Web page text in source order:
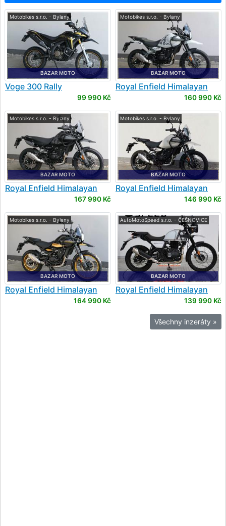
Motobikes s.r.o. - Bylany
BAZAR MOTO
Voge 300 Rally
99 990 Kč
Motobikes s.r.o. - Bylany
BAZAR MOTO
Royal Enfield Himalayan
160 990 Kč
Motobikes s.r.o. - Bylany
BAZAR MOTO
Royal Enfield Himalayan
167 990 Kč
Motobikes s.r.o. - Bylany
BAZAR MOTO
Royal Enfield Himalayan
146 990 Kč
Motobikes s.r.o. - Bylany
BAZAR MOTO
Royal Enfield Himalayan
164 990 Kč
AutoMotoSpeed s.r.o. - ČEŠNOVICE
BAZAR MOTO
Royal Enfield Himalayan
139 990 Kč
Všechny inzeráty »